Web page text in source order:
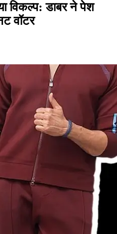
विकल्प: डाबर ने पेश
वॉटर